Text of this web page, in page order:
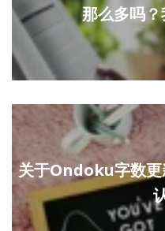
那么多吗
关于Ondoku字数更